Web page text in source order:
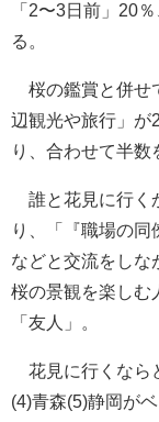
「2〜3日前」20
る。
桜の鑑賞と併せ
辺観光や旅行」が
り、合わせて半数
誰と花見に行く
り、「『職場の同
などと交流をしな
桜の景観を楽しむ
「友人」。
花見に行くなら
(4)青森(5)静岡が